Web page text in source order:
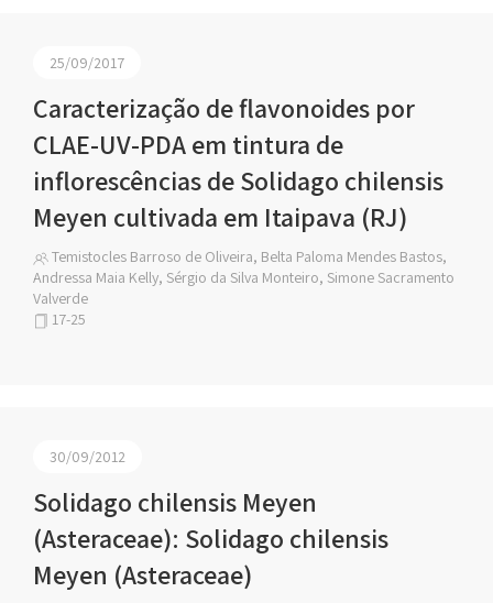
25/09/2017
Caracterização de flavonoides por
CLAE-UV-PDA em tintura de
inflorescências de Solidago chilensis
Meyen cultivada em Itaipava (RJ)
Temistocles Barroso de Oliveira, Belta Paloma Mendes Bastos,
Andressa Maia Kelly, Sérgio da Silva Monteiro, Simone Sacramento
Valverde
17-25
30/09/2012
Solidago chilensis Meyen
(Asteraceae): Solidago chilensis
Meyen (Asteraceae)